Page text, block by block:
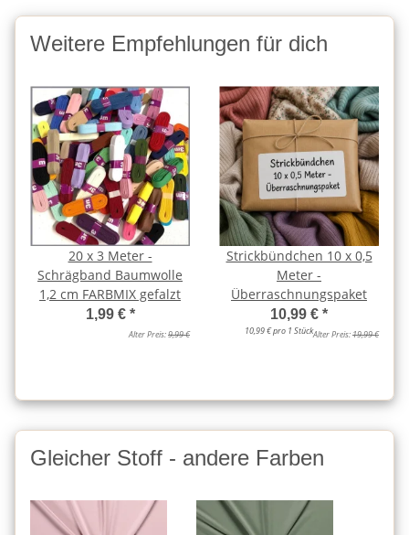
Weitere Empfehlungen für dich
20 x 3 Meter -
Schrägband Baumwolle
1,2 cm FARBMIX gefalzt
1,99 € *
Alter Preis:9,99 €
Strickbündchen 10 x 0,5
Meter -
Überraschnungspaket
10,99 € *
10,99 € pro 1 StückAlter Preis:19,99 €
Gleicher Stoff - andere Farben